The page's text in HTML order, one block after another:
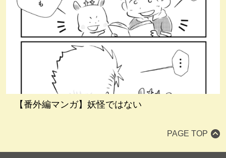
【番外編マンガ】妖怪ではない
PAGE TOP